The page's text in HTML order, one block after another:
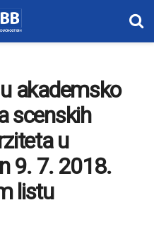
akademsko
scenskih
u
9. 7. 2018.
listu